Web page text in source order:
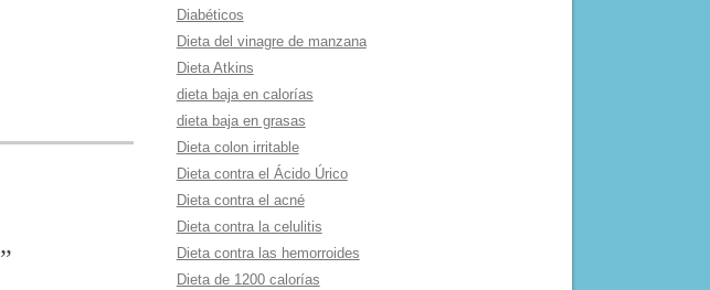
”
Diabéticos
Dieta del vinagre de manzana
Dieta Atkins
dieta baja en calorí­as
dieta baja en grasas
Dieta colon irritable
Dieta contra el Ácido Úrico
Dieta contra el acné
Dieta contra la celulitis
Dieta contra las hemorroides
Dieta de 1200 calorí­as